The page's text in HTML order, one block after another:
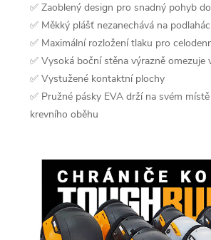
✅ Zaoblený design pro snadný pohyb
✅ Měkký plášť nezanechává na
✅ Maximální rozložení tlaku pro
✅ Vysoká boční stěna výrazně omezuje
✅ Vystužené kontaktní plochy
✅ Pružné pásky EVA drží na svém
krevního oběhu